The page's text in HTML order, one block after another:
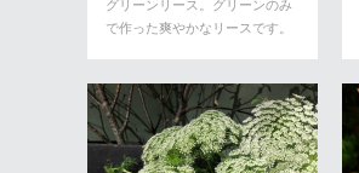
グリーンリース。グリーンのみ
で作った爽やかなリースです。